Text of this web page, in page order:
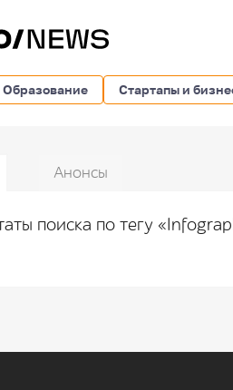
Образование Стартапы и
Анонсы
поиска по тегу